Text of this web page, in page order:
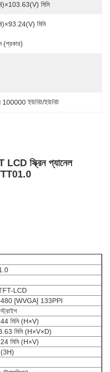
মিমি
মিমি
(প্রকার)
100000 ইউনিট/ইউনিট
স্ক্রিন প্যানেল
LCD
[WVGA] 133PPI
মিমি (H×V)
মিমি (H×V×D)
মিমি (H×V)
(3H)